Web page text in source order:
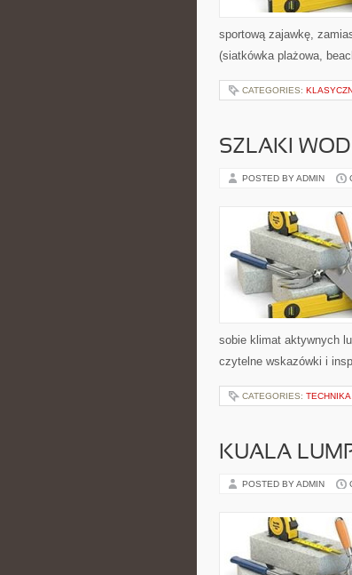
sportową zajawkę,
(siatkówka plażowa,
CATEGORIES:
SZLAKI
POSTED BY ADMIN
sobie klimat aktywnych
czytelne wskazówki i
CATEGORIES:
KUALA
POSTED BY ADMIN